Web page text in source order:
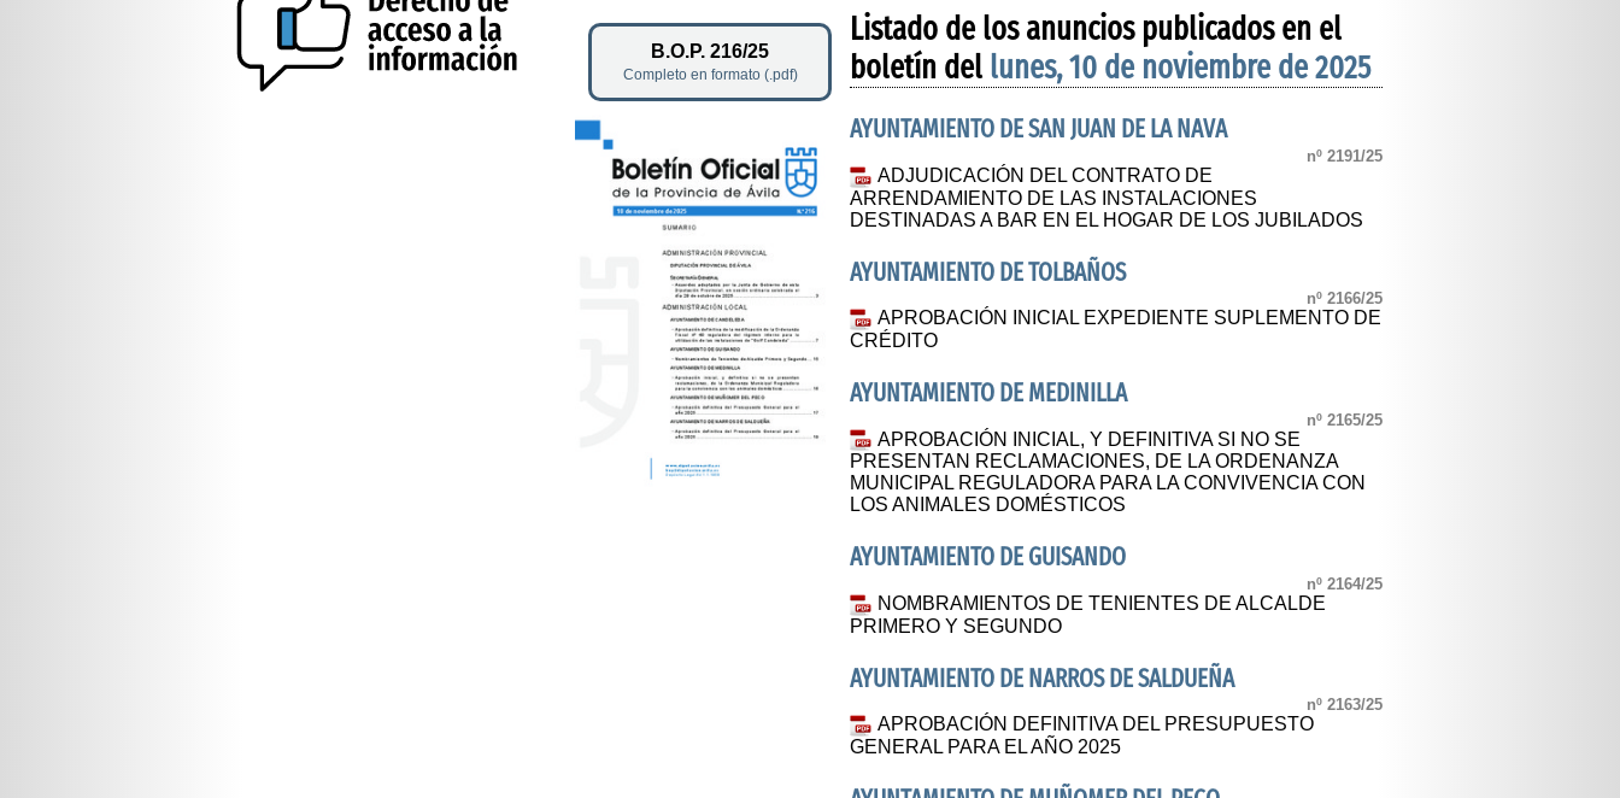
B.O.P. 216/25
Completo en formato (.pdf)
Listado de los anuncios publicados en el
boletín del lunes, 10 de noviembre de 2025
AYUNTAMIENTO DE SAN JUAN DE LA NAVA
nº 2191/25
ADJUDICACIÓN DEL CONTRATO DE
ARRENDAMIENTO DE LAS INSTALACIONES
DESTINADAS A BAR EN EL HOGAR DE LOS JUBILADOS
AYUNTAMIENTO DE TOLBAÑOS
nº 2166/25
APROBACIÓN INICIAL EXPEDIENTE SUPLEMENTO DE
CRÉDITO
AYUNTAMIENTO DE MEDINILLA
nº 2165/25
APROBACIÓN INICIAL, Y DEFINITIVA SI NO SE
PRESENTAN RECLAMACIONES, DE LA ORDENANZA
MUNICIPAL REGULADORA PARA LA CONVIVENCIA CON
LOS ANIMALES DOMÉSTICOS
AYUNTAMIENTO DE GUISANDO
nº 2164/25
NOMBRAMIENTOS DE TENIENTES DE ALCALDE
PRIMERO Y SEGUNDO
AYUNTAMIENTO DE NARROS DE SALDUEÑA
nº 2163/25
APROBACIÓN DEFINITIVA DEL PRESUPUESTO
GENERAL PARA EL AÑO 2025